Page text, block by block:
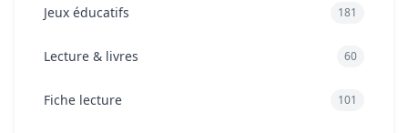
Jeux éducatifs 181
Lecture & livres 60
Fiche lecture 101